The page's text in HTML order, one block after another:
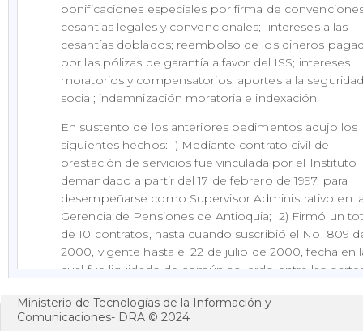
bonificaciones especiales por firma de
cesantías legales y convencionales; intereses a las
cesantías doblados; reembolso de los dineros
por las pólizas de garantía a favor del ISS; intereses
moratorios y compensatorios; aportes a la
social; indemnización moratoria e indexación.
En sustento de los anteriores pedimentos adujo los
siguientes hechos: 1) Mediante contrato civil de
prestación de servicios fue vinculada por el Instituto
demandado a partir del 17 de febrero de 1997, para
desempeñarse como Supervisor Administrativo en
Gerencia de Pensiones de Antioquia; 2) Firmó un
de 10 contratos, hasta cuando suscribió el No. 809
2000, vigente hasta el 22 de julio de 2000, fecha en
cual fue liquidado de común acuerdo entre las
transcurrían uno o más días, pero la demandante
que trabajar sin solución de continuidad, sin que ese
Ministerio de Tecnologías de la Información y
Comunicaciones- DRA © 2024